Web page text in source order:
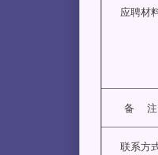
应聘材
备 注
联系方